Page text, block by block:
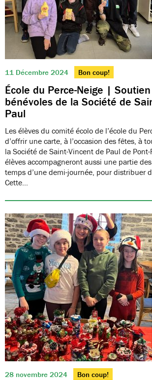
11 Décembre 2024 Bon coup!
École du Perce-Neige |
bénévoles de la Société de
Paul
Les élèves du comité écolo de l’école du
d’offrir une carte, à l’occasion des fêtes, à
la Société de Saint-Vincent de Paul de
élèves accompagneront aussi une partie
temps d’une demi-journée, pour distribuer
Cette…
28 novembre 2024 Bon coup!